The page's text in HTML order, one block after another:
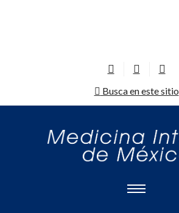
Busca en este sitio